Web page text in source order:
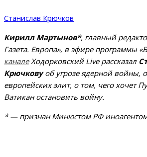
Станислав Крючков
Кирилл Мартынов*, главный
Газета. Европа», в эфире программы
каналеХодорковский Live рассказал
Крючковуоб угрозе ядерной войны,
европейских элит, о том, чего хочет
Ватикан остановить войну.
* — признан Минюстом РФ